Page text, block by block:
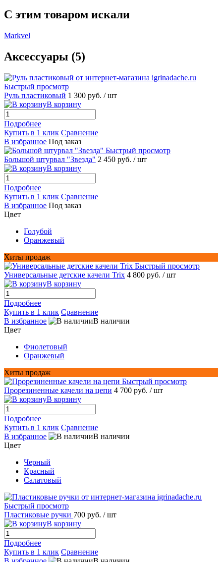
C этим товаром искали
Markvel
Аксессуары (5)
Быстрый просмотр
Руль пластиковый 1 300 руб. / шт
В корзину
Подробнее
Купить в 1 клик Сравнение
В избранное Под заказ
Быстрый просмотр
Большой штурвал "Звезда" 2 450 руб. / шт
В корзину
Подробнее
Купить в 1 клик Сравнение
В избранное Под заказ
Цвет
Голубой
Оранжевый
Хиты продаж
Быстрый просмотр
Универсальные детские качели Trix 4 800 руб. / шт
В корзину
Подробнее
Купить в 1 клик Сравнение
В избранное
В наличии
Цвет
Фиолетовый
Оранжевый
Хиты продаж
Быстрый просмотр
Прорезиненные качели на цепи 4 700 руб. / шт
В корзину
Подробнее
Купить в 1 клик Сравнение
В избранное
В наличии
Цвет
Черный
Красный
Салатовый
Быстрый просмотр
Пластиковые ручки 700 руб. / шт
В корзину
Подробнее
Купить в 1 клик Сравнение